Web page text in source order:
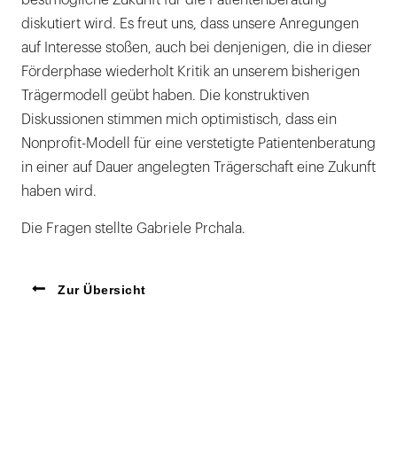
diskutiert wird. Es freut uns, dass unsere Anregungen
auf Interesse stoßen, auch bei denjenigen, die in dieser
Förderphase wiederholt Kritik an unserem bisherigen
Trägermodell geübt haben. Die konstruktiven
Diskussionen stimmen mich optimistisch, dass ein
Nonprofit-Modell für eine verstetigte Patientenberatung
in einer auf Dauer angelegten Trägerschaft eine Zukunft
haben wird.
Die Fragen stellte Gabriele Prchala.
Zur Übersicht